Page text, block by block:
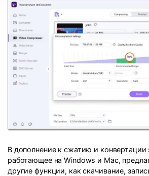
В дополнение к сжатию и конвертации
работающее на Windows и Mac,
другие функции, как скачивание,